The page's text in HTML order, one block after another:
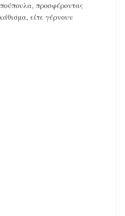
προσφέροντας
είτε γέρνουν